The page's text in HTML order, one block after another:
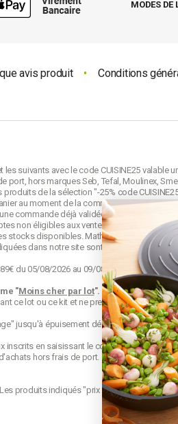
MODES DE
avis produit • Conditions
suivants avec le code CUISINE25 valable
hors marques Seb, Tefal, Moulinex,
de la sélection "-25% code
au moment de la commande et avant la
commande déjà validée. Le code
non éligibles aux ventes privées mathon.fr.
disponibles. Mathon se réserve le
dans notre site sont calculées d'après le
du 05/08/2026 au 09/08/2026 23h59. Offre
"Moins cher par lot". Les produits
ce lot ou ce kit et ne prennent pas en
jusqu'à épuisement définitif de leur stock.
en saisissant le code qui est envoyé
hors frais de port.
produits indiqués "prix web" sont des